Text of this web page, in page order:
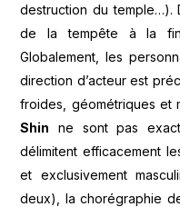
destruction du temple…).
de la tempête à la
Globalement, les
direction d’acteur est
froides, géométriques et
Shin ne sont pas
délimitent efficacement
et exclusivement
deux), la chorégraphie